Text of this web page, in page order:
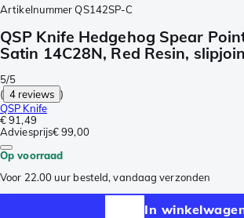
Artikelnummer QS142SP-C
QSP Knife Hedgehog Spear
Satin 14C28N, Red Resin,
5/5
( 4 reviews )
QSP Knife
€ 91,49
Adviesprijs€ 99,00
Op voorraad
Voor 22.00 uur besteld, vandaag verzonden
In